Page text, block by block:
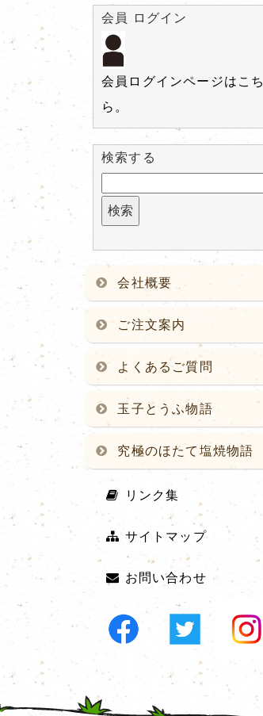
会員 ログイン
会員ログインページはこち
ら。
検索する
会社概要
ご注文案内
よくあるご質問
玉子とうふ物語
究極のほたて塩焼物語
リンク集
サイトマップ
お問い合わせ